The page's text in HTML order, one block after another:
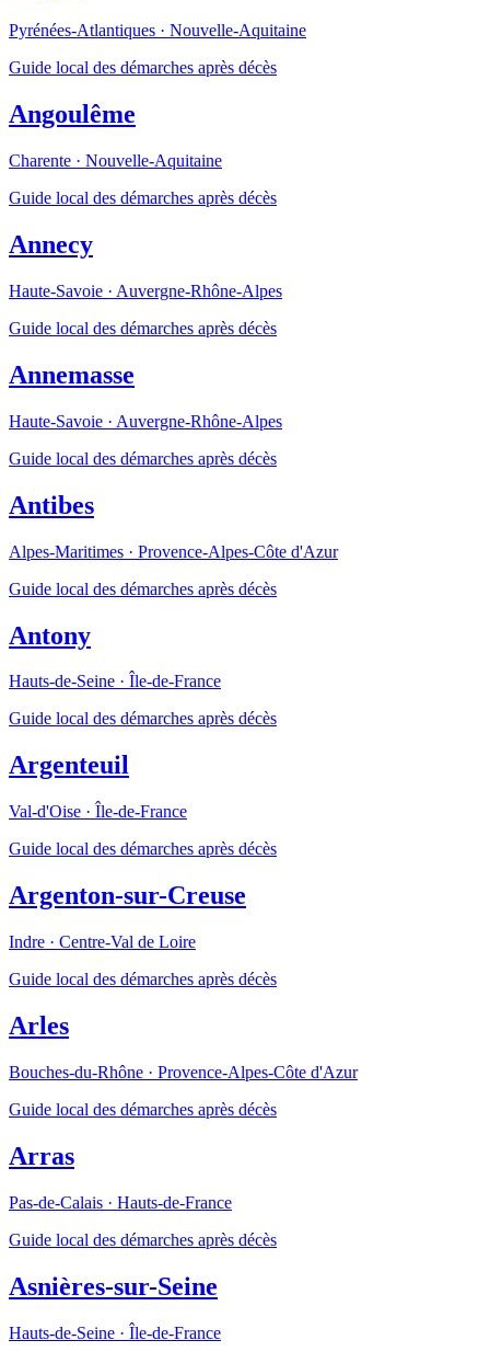
Pyrénées-Atlantiques · Nouvelle-Aquitaine
Guide local des démarches après décès
Angoulême
Charente · Nouvelle-Aquitaine
Guide local des démarches après décès
Annecy
Haute-Savoie · Auvergne-Rhône-Alpes
Guide local des démarches après décès
Annemasse
Haute-Savoie · Auvergne-Rhône-Alpes
Guide local des démarches après décès
Antibes
Alpes-Maritimes · Provence-Alpes-Côte d'Azur
Guide local des démarches après décès
Antony
Hauts-de-Seine · Île-de-France
Guide local des démarches après décès
Argenteuil
Val-d'Oise · Île-de-France
Guide local des démarches après décès
Argenton-sur-Creuse
Indre · Centre-Val de Loire
Guide local des démarches après décès
Arles
Bouches-du-Rhône · Provence-Alpes-Côte d'Azur
Guide local des démarches après décès
Arras
Pas-de-Calais · Hauts-de-France
Guide local des démarches après décès
Asnières-sur-Seine
Hauts-de-Seine · Île-de-France